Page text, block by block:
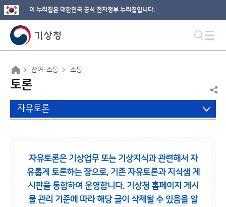
이 누리집은 대한민국 공식 전자정부 누리집입니다.
참여·소통 소통
토론
자유토론
자유토론은 기상업무 또는 기상지식과 관련해서 자
유롭게 토론하는 장으로, 기존 자유토론과 지식샘 게
시판을 통합하여 운영합니다. 기상청 홈페이지 게시
물 관리 기준에 따라 해당 글이 삭제될 수 있음을 알